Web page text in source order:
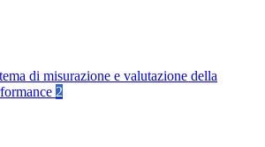
di misurazione e valutazione della
2